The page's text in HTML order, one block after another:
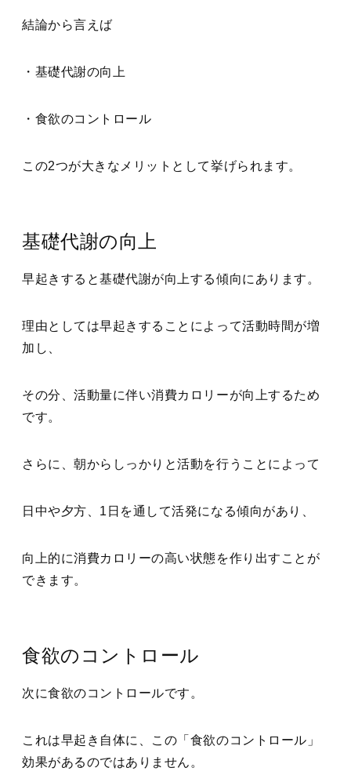
結論から言えば
・基礎代謝の向上
・食欲のコントロール
この2つが大きなメリットとして挙げられます。
基礎代謝の向上
早起きすると基礎代謝が向上する傾向にあります。
理由としては早起きすることによって活動時間が増
加し、
その分、活動量に伴い消費カロリーが向上するため
です。
さらに、朝からしっかりと活動を行うことによって
日中や夕方、1日を通して活発になる傾向があり、
向上的に消費カロリーの高い状態を作り出すことが
できます。
食欲のコントロール
次に食欲のコントロールです。
これは早起き自体に、この「食欲のコントロール」
効果があるのではありません。